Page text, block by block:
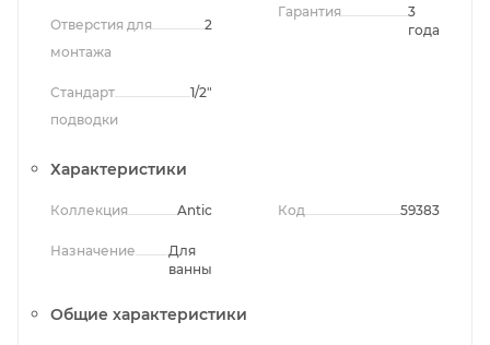
Отверстия для
монтажа
2
Стандарт
подводки
1/2"
Гарантия
3
года
Характеристики
Коллекция Antic
Назначение
Для
ванны
Код 59383
Общие характеристики